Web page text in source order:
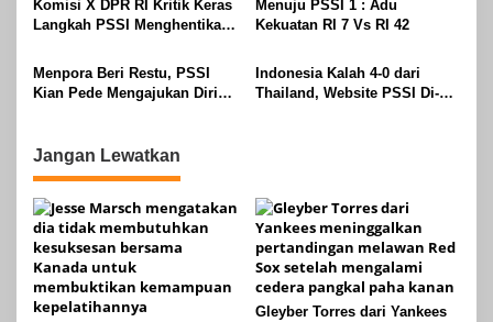
Komisi X DPR RI Kritik Keras
Langkah PSSI Menghentikan
Menuju PSSI 1 : Adu
Kekuatan RI 7 Vs RI 42
Menpora Beri Restu, PSSI
Kian Pede Mengajukan Diri
Indonesia Kalah 4-0 dari
Thailand, Website PSSI Di-
Jangan Lewatkan
Gleyber Torres dari Yankees